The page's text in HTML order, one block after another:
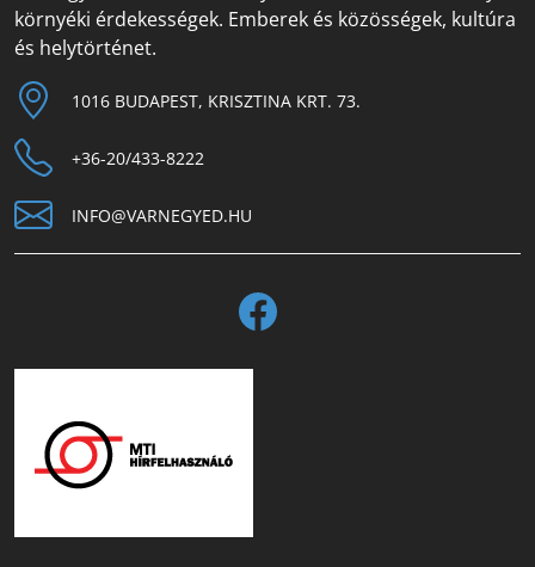
környéki érdekességek. Emberek és közösségek, kultúra
és helytörténet.
1016 BUDAPEST, KRISZTINA KRT. 73.
+36-20/433-8222
INFO@VARNEGYED.HU